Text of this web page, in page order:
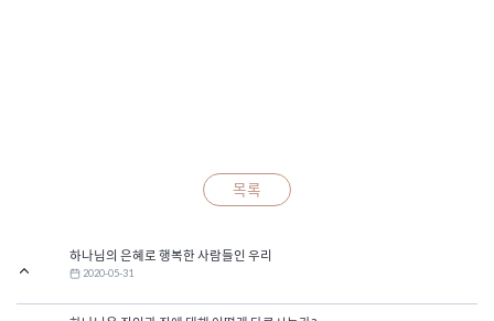
목록
하나님의 은혜로 행복한 사람들인 우리
2020-05-31